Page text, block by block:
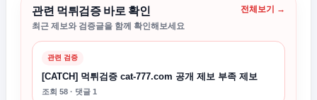
관련 먹튀검증 바로 확인
최근 제보와 검증글을 함께 확인해보세요
전체보기 →
관련 검증
[CATCH] 먹튀검증 cat-777.com 공개 제보 부족 제보
조회 58 · 댓글 1